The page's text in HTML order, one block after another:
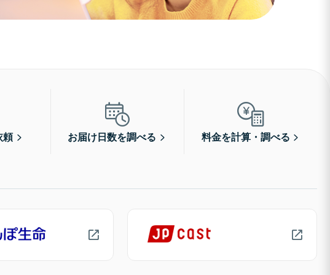
頼 お届け日数を調べる 料金を計算・調べる